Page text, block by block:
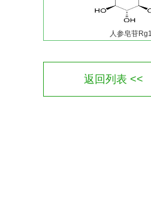
人参皂苷Rg1
返回列表 <<